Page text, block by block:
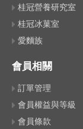
桂冠營養研究室
桂冠冰菓室
愛麵族
會員相關
訂單管理
會員權益與等級
會員條款